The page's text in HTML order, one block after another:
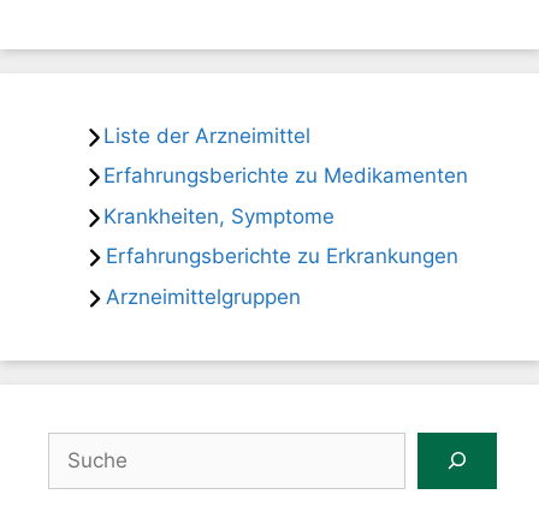
Liste der Arzneimittel
Erfahrungsberichte zu Medikamenten
Krankheiten, Symptome
Erfahrungsberichte zu Erkrankungen
Arzneimittelgruppen